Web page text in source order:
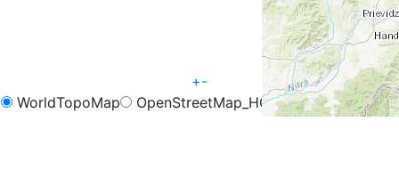
+-
WorldTopoMap
OpenStreetMap_HOT
OpenCycleMap